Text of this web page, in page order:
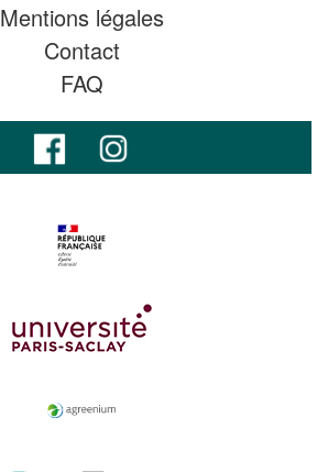
Mentions légales
Contact
FAQ